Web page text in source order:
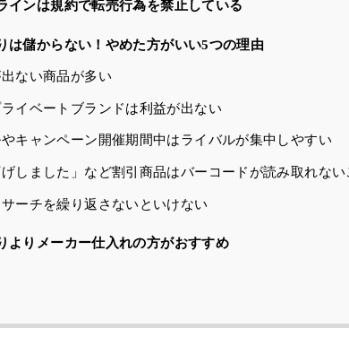
インは規約で転売行為を禁止している
は儲からない！やめた方がいい5つの理由
ない商品が多い
イベートブランドは利益が出ない
キャンペーン開催期間中はライバルが集中しやすい
げしました」など割引商品はバーコードが読み取れな
ーチを繰り返さないといけない
よりメーカー仕入れの方がおすすめ